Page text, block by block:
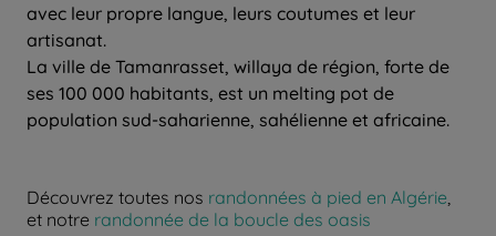
avec leur propre langue, leurs coutumes et leur
artisanat.
La ville de Tamanrasset, willaya de région, forte de
ses 100 000 habitants, est un melting pot de
population sud-saharienne, sahélienne et africaine.
Découvrez toutes nos randonnées à pied en Algérie
et notre randonnée de la boucle des oasis